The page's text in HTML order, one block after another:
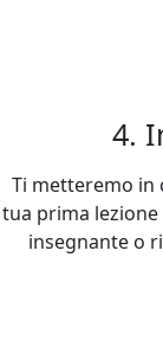
4.
Ti metteremo in
tua prima
insegnante o